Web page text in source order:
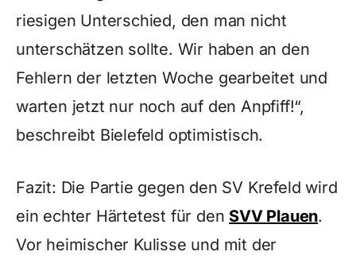
riesigen Unterschied, den man nicht
unterschätzen sollte. Wir haben an den
Fehlern der letzten Woche gearbeitet und
warten jetzt nur noch auf den Anpfiff!“,
beschreibt Bielefeld optimistisch.
Fazit: Die Partie gegen den SV Krefeld wird
ein echter Härtetest für den SVV Plauen.
Vor heimischer Kulisse und mit der